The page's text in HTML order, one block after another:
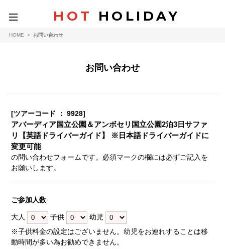
toggle
navigation
HOT HOLIDAY
HOME > お問い合わせ
お問い合わせ
[ツアーコード ： 9928]
アバーディア国立公園＆アンボセリ国立公園2泊3日サファ
リ【英語ドライバーガイド】 ※日本語ドライバーガイドに
変更可能
の問い合わせフォームです。必須マークの欄には必ずご記入を
お願いします。
ご参加人数
大人 子供
幼児
※子供料金の設定はございません。幼児をお連れすることは移
動時間が多い為お勧めできません。